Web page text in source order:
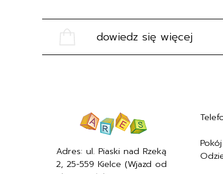
dowiedz się więcej
Adres: ul. Piaski nad Rzeką
2, 25-559 Kielce (Wjazd od